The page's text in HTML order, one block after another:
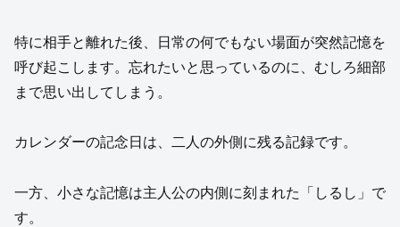
特に相手と離れた後、日常の何でもない場面が突然記憶を
呼び起こします。忘れたいと思っているのに、むしろ細部
まで思い出してしまう。
カレンダーの記念日は、二人の外側に残る記録です。
一方、小さな記憶は主人公の内側に刻まれた「しるし」で
す。